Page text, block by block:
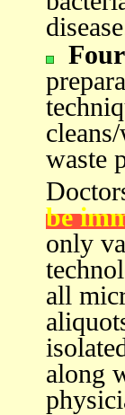
waste
be
only
all
along